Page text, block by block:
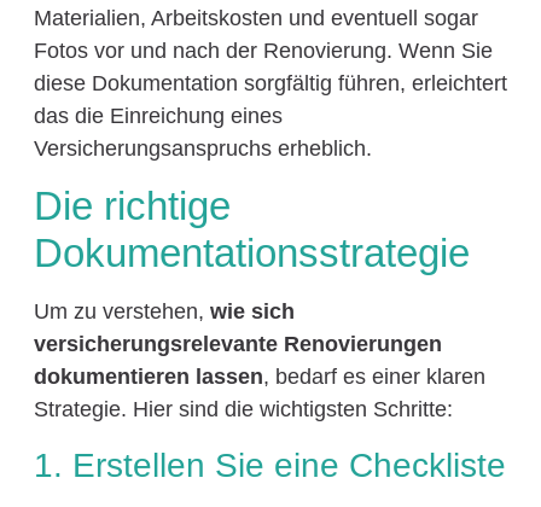
Materialien, Arbeitskosten und eventuell sogar
Fotos vor und nach der Renovierung. Wenn Sie
diese Dokumentation sorgfältig führen, erleichtert
das die Einreichung eines
Versicherungsanspruchs erheblich.
Die richtige
Dokumentationsstrategie
Um zu verstehen, wie sich
versicherungsrelevante Renovierungen
dokumentieren lassen, bedarf es einer klaren
Strategie. Hier sind die wichtigsten Schritte:
1. Erstellen Sie eine Checkliste